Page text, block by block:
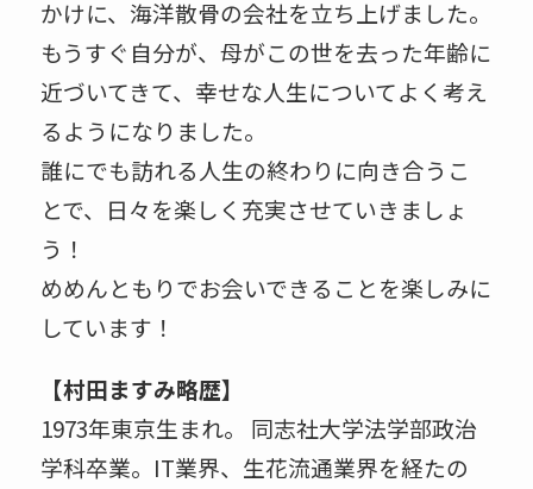
かけに、海洋散骨の会社を立ち上げました。
もうすぐ自分が、母がこの世を去った年齢に
近づいてきて、幸せな人生についてよく考え
るようになりました。
誰にでも訪れる人生の終わりに向き合うこ
とで、日々を楽しく充実させていきましょ
う！
めめんともりでお会いできることを楽しみに
しています！
【村田ますみ略歴】
1973年東京生まれ。 同志社大学法学部政治
学科卒業。IT業界、生花流通業界を経たの